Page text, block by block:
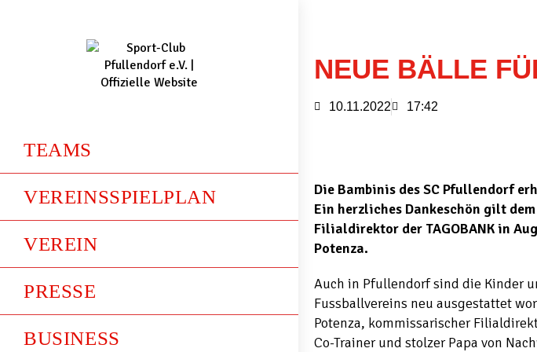
TEAMS
VEREINSSPIELPLAN
VEREIN
PRESSE
BUSINESS
NEUE BÄLLE
10.11.2022 17:42
Die Bambinis des SC Pfullendorf
Ein herzliches Dankeschön gilt
Filialdirektor der TAGOBANK in
Potenza.
Auch in Pfullendorf sind die Kinder
Fussballvereins neu ausgestattet
Potenza, kommissarischer
Co-Trainer und stolzer Papa von